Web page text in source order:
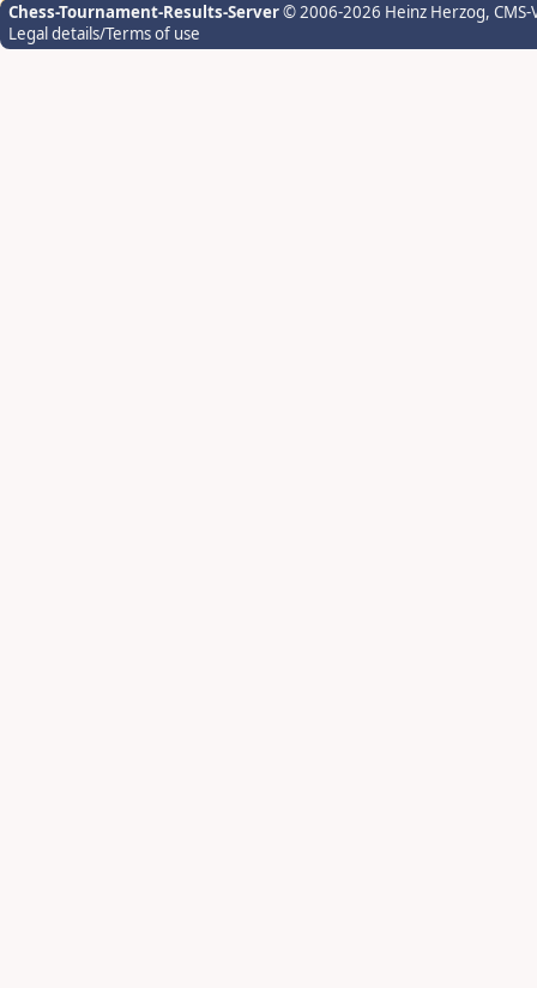
Chess-Tournament-Results-Server© 2006-2026 Heinz Herzog,
Legal details/Terms of use